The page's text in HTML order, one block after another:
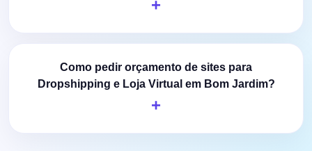
Como pedir orçamento de sites para
Dropshipping e Loja Virtual em Bom Jardim?